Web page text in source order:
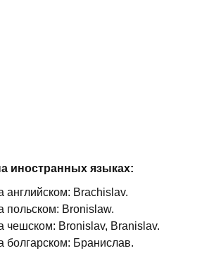
иностранных языках:
английском: Brachislav.
польском: Bronislaw.
чешском: Bronislav, Branislav.
болгарском: Бранислав.